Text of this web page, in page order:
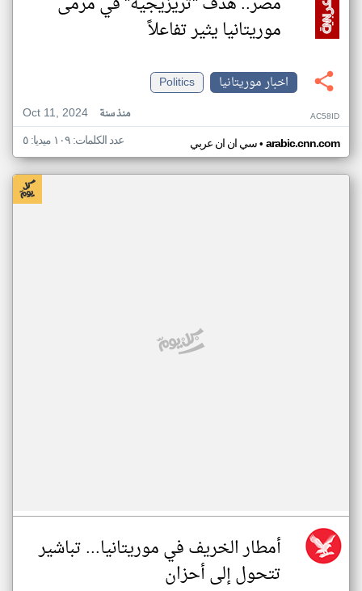
موريتانيا يثير تفاعلاً
اخبار موريتانيا
Politics
Oct 11, 2024
منذ سنة AC58ID
سي ان ان عربي• arabic.cnn.com عدد الكلمات: ١٠٩ ميديا: ٥
أمطار الخريف في موريتانيا... تباشير
تتحول إلى أحزان